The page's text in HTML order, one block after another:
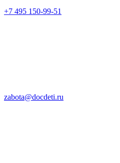
+7 495 150-99-51
zabota@docdeti.ru